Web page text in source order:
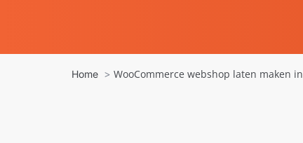
Home WooCommerce webshop laten maken